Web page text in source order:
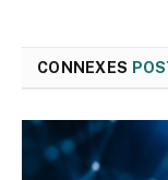
CONNEXES